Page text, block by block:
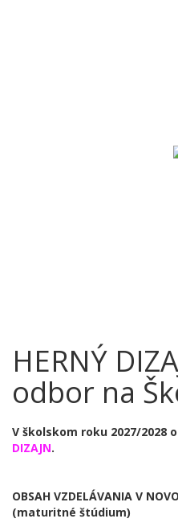
HERNÝ
odbor na
​V školskom roku 2027/2028
DIZAJN.
OBSAH VZDELÁVANIA V
(maturitné štúdium)